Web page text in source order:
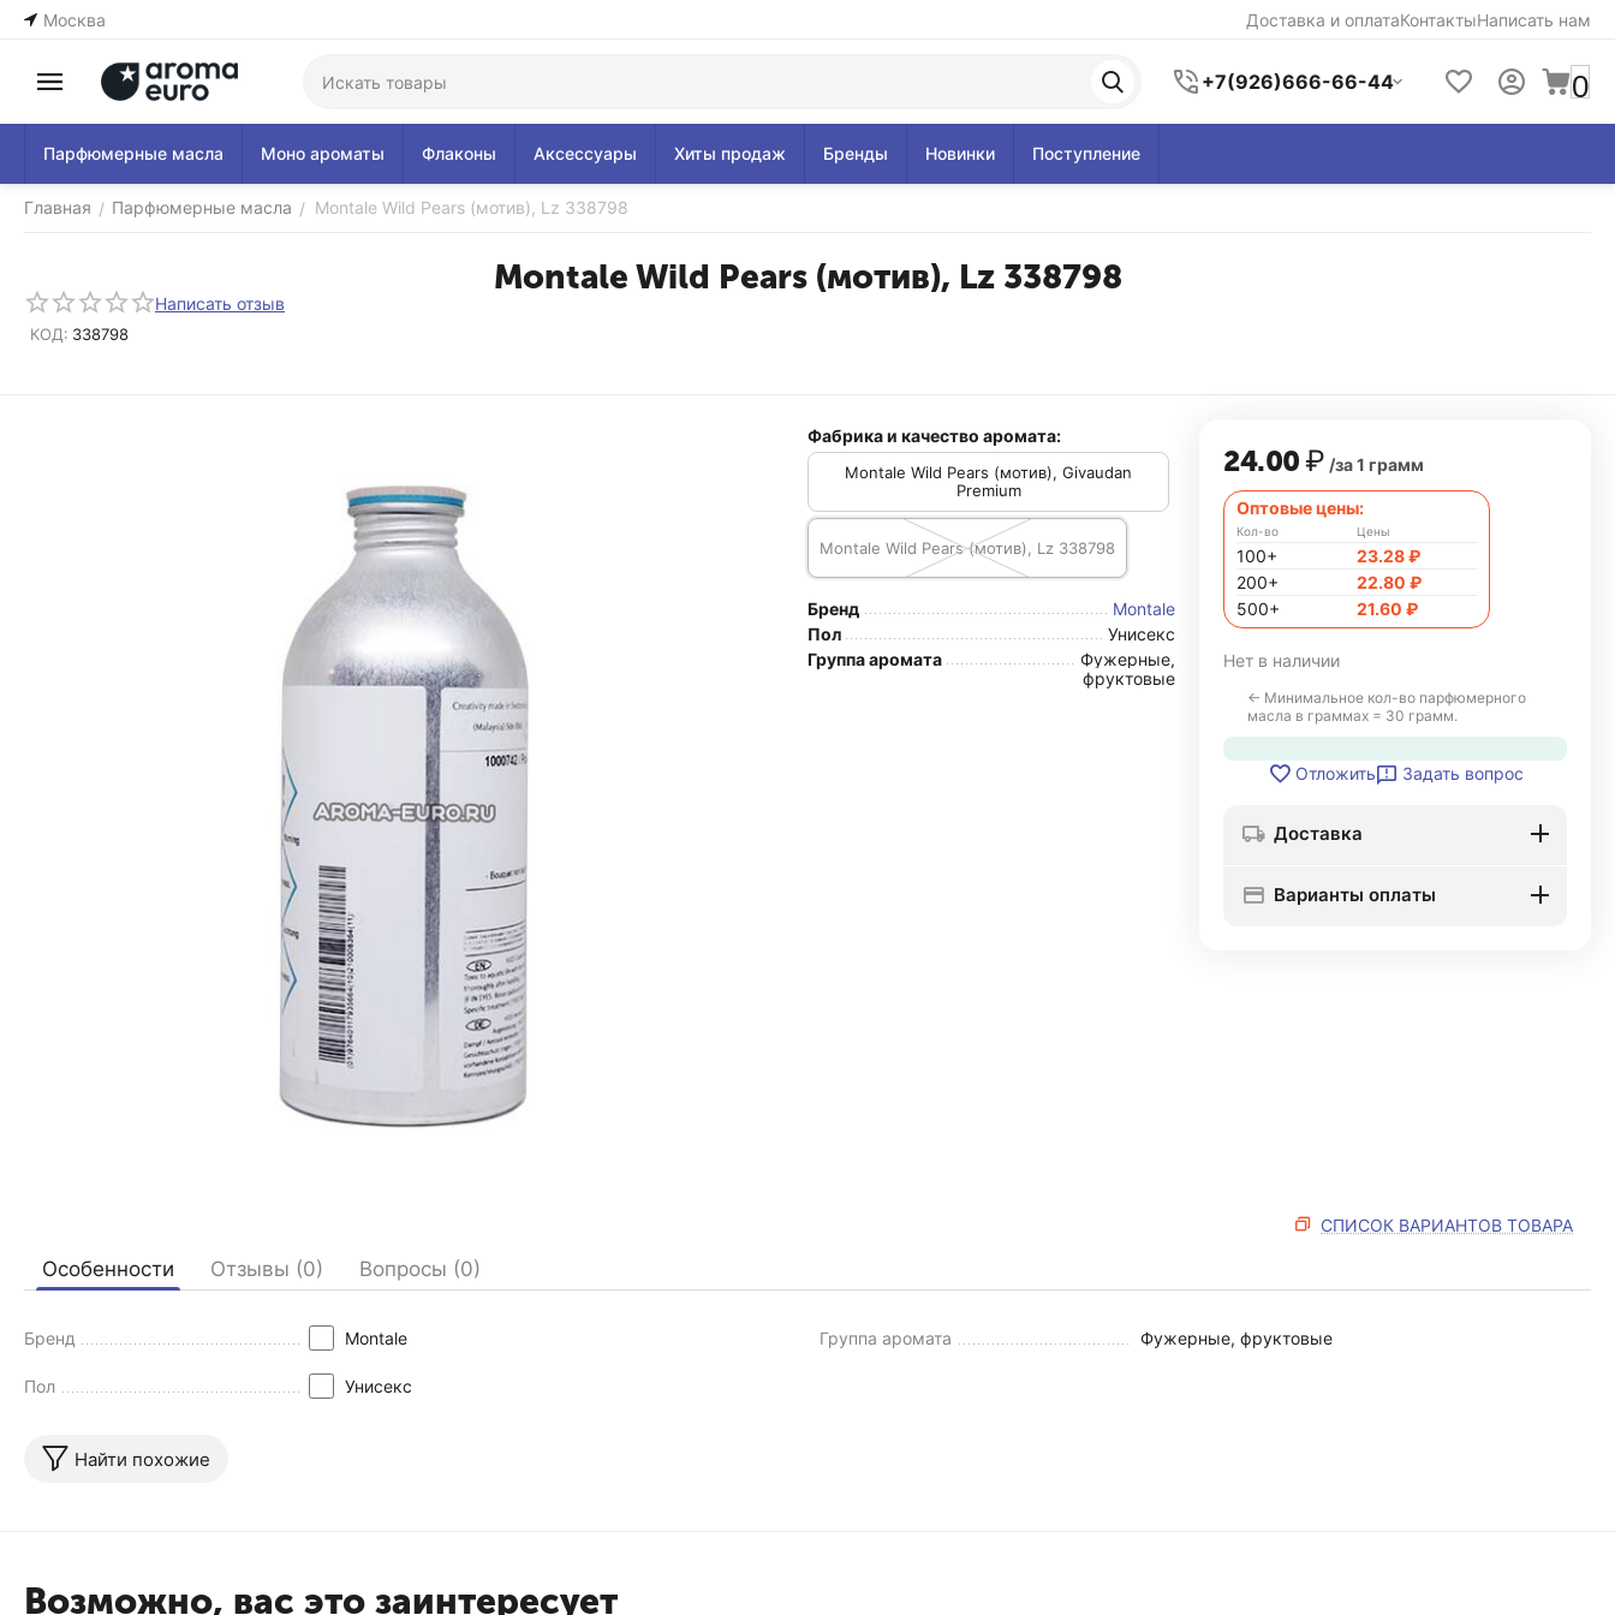
Москва Доставка и оплатаКонтактыНаписать нам
+7(926)666-66-44 0
Парфюмерные масла Моно ароматы Флаконы Аксессуары Хиты продаж Бренды Новинки Поступление
Главная / Парфюмерные масла / Montale Wild Pears (мотив), Lz 338798
Montale Wild Pears (мотив), Lz 338798
Написать отзыв
КОД: 338798
Фабрика и качество аромата:
Montale Wild Pears (мотив), Givaudan
Premium
Montale Wild Pears (мотив), Lz 338798
Бренд
Montale
Пол
Унисекс
Группа аромата
Фужерные,
фруктовые
24.00₽ /за 1 грамм
Оптовые цены:
Кол-во
100+
200+
500+
Цены
23.28₽
22.80 ₽
21.60 ₽
Нет в наличии
← Минимальное кол-во парфюмерного
масла в граммах = 30 грамм.
Отложить Задать вопрос
Доставка
Варианты оплаты
СПИСОК ВАРИАНТОВ ТОВАРА
Особенности Отзывы (0) Вопросы (0)
Бренд Montale
Пол Унисекс
Группа аромата Фужерные, фруктовые
Найти похожие
Возможно, вас это заинтересует